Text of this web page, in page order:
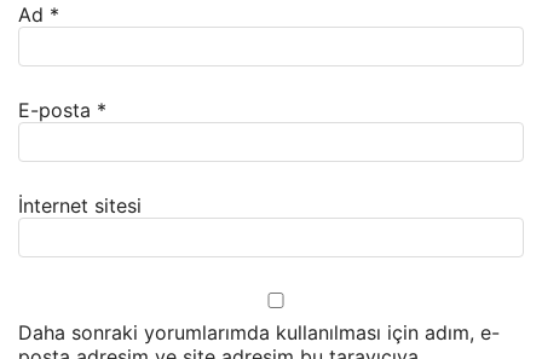
Ad *
E-posta *
İnternet sitesi
Daha sonraki yorumlarımda kullanılması için adım, e-